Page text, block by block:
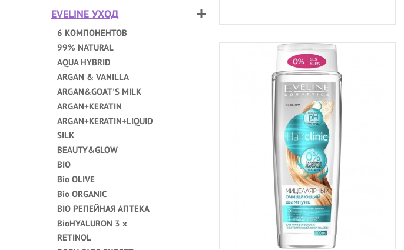
EVELINE УХОД
6 КОМПОНЕНТОВ
99% NATURAL
AQUA HYBRID
ARGAN & VANILLA
ARGAN&GOAT'S MILK
ARGAN+KERATIN
ARGAN+KERATIN+LIQUID
SILK
BEAUTY&GLOW
BIO
Bio OLIVE
Bio ORGANIC
BIO РЕПЕЙНАЯ АПТЕКА
BioHYALURON 3 x
RETINOL